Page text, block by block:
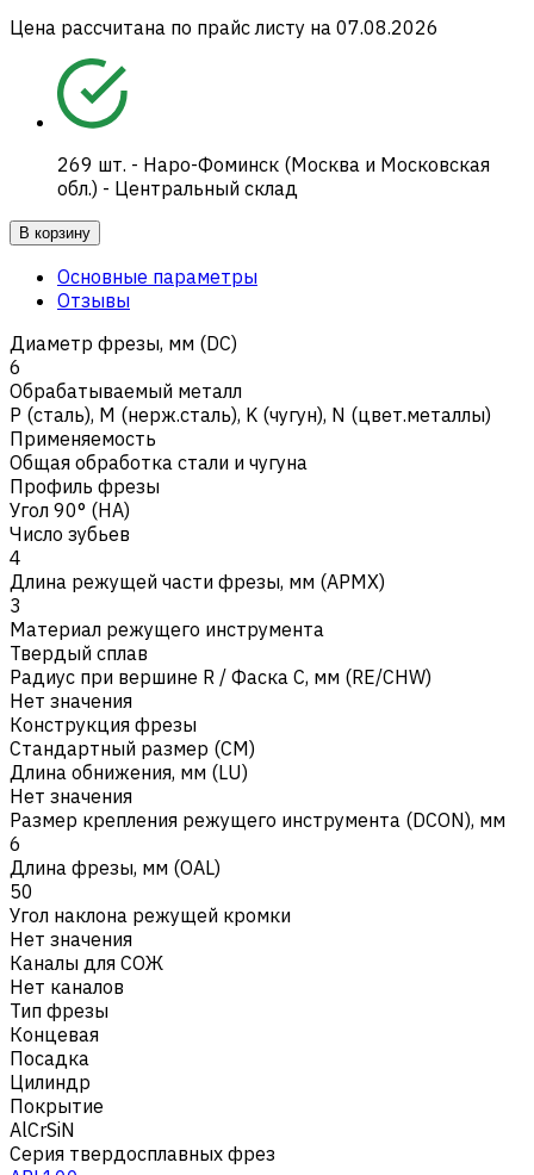
Цена рассчитана по прайс листу на 07.08.2026
269 шт. - Наро-Фоминск (Москва и Московская
обл.) - Центральный склад
В корзину
Основные параметры
Отзывы
Диаметр фрезы, мм (DC)
6
Обрабатываемый металл
Р (сталь), M (нерж.сталь), K (чугун), N (цвет.металлы)
Применяемость
Общая обработка стали и чугуна
Профиль фрезы
Угол 90° (HA)
Число зубьев
4
Длина режущей части фрезы, мм (APMX)
3
Материал режущего инструмента
Твердый сплав
Радиус при вершине R / Фаска C, мм (RE/CHW)
Нет значения
Конструкция фрезы
Стандартный размер (CM)
Длина обнижения, мм (LU)
Нет значения
Размер крепления режущего инструмента (DCON), мм
6
Длина фрезы, мм (OAL)
50
Угол наклона режущей кромки
Нет значения
Каналы для СОЖ
Нет каналов
Тип фрезы
Концевая
Посадка
Цилиндр
Покрытие
AlCrSiN
Серия твердосплавных фрез